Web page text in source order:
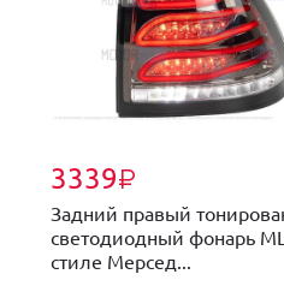
3339₽
Задний правый
светодиодный фонарь
стиле Мерсед...